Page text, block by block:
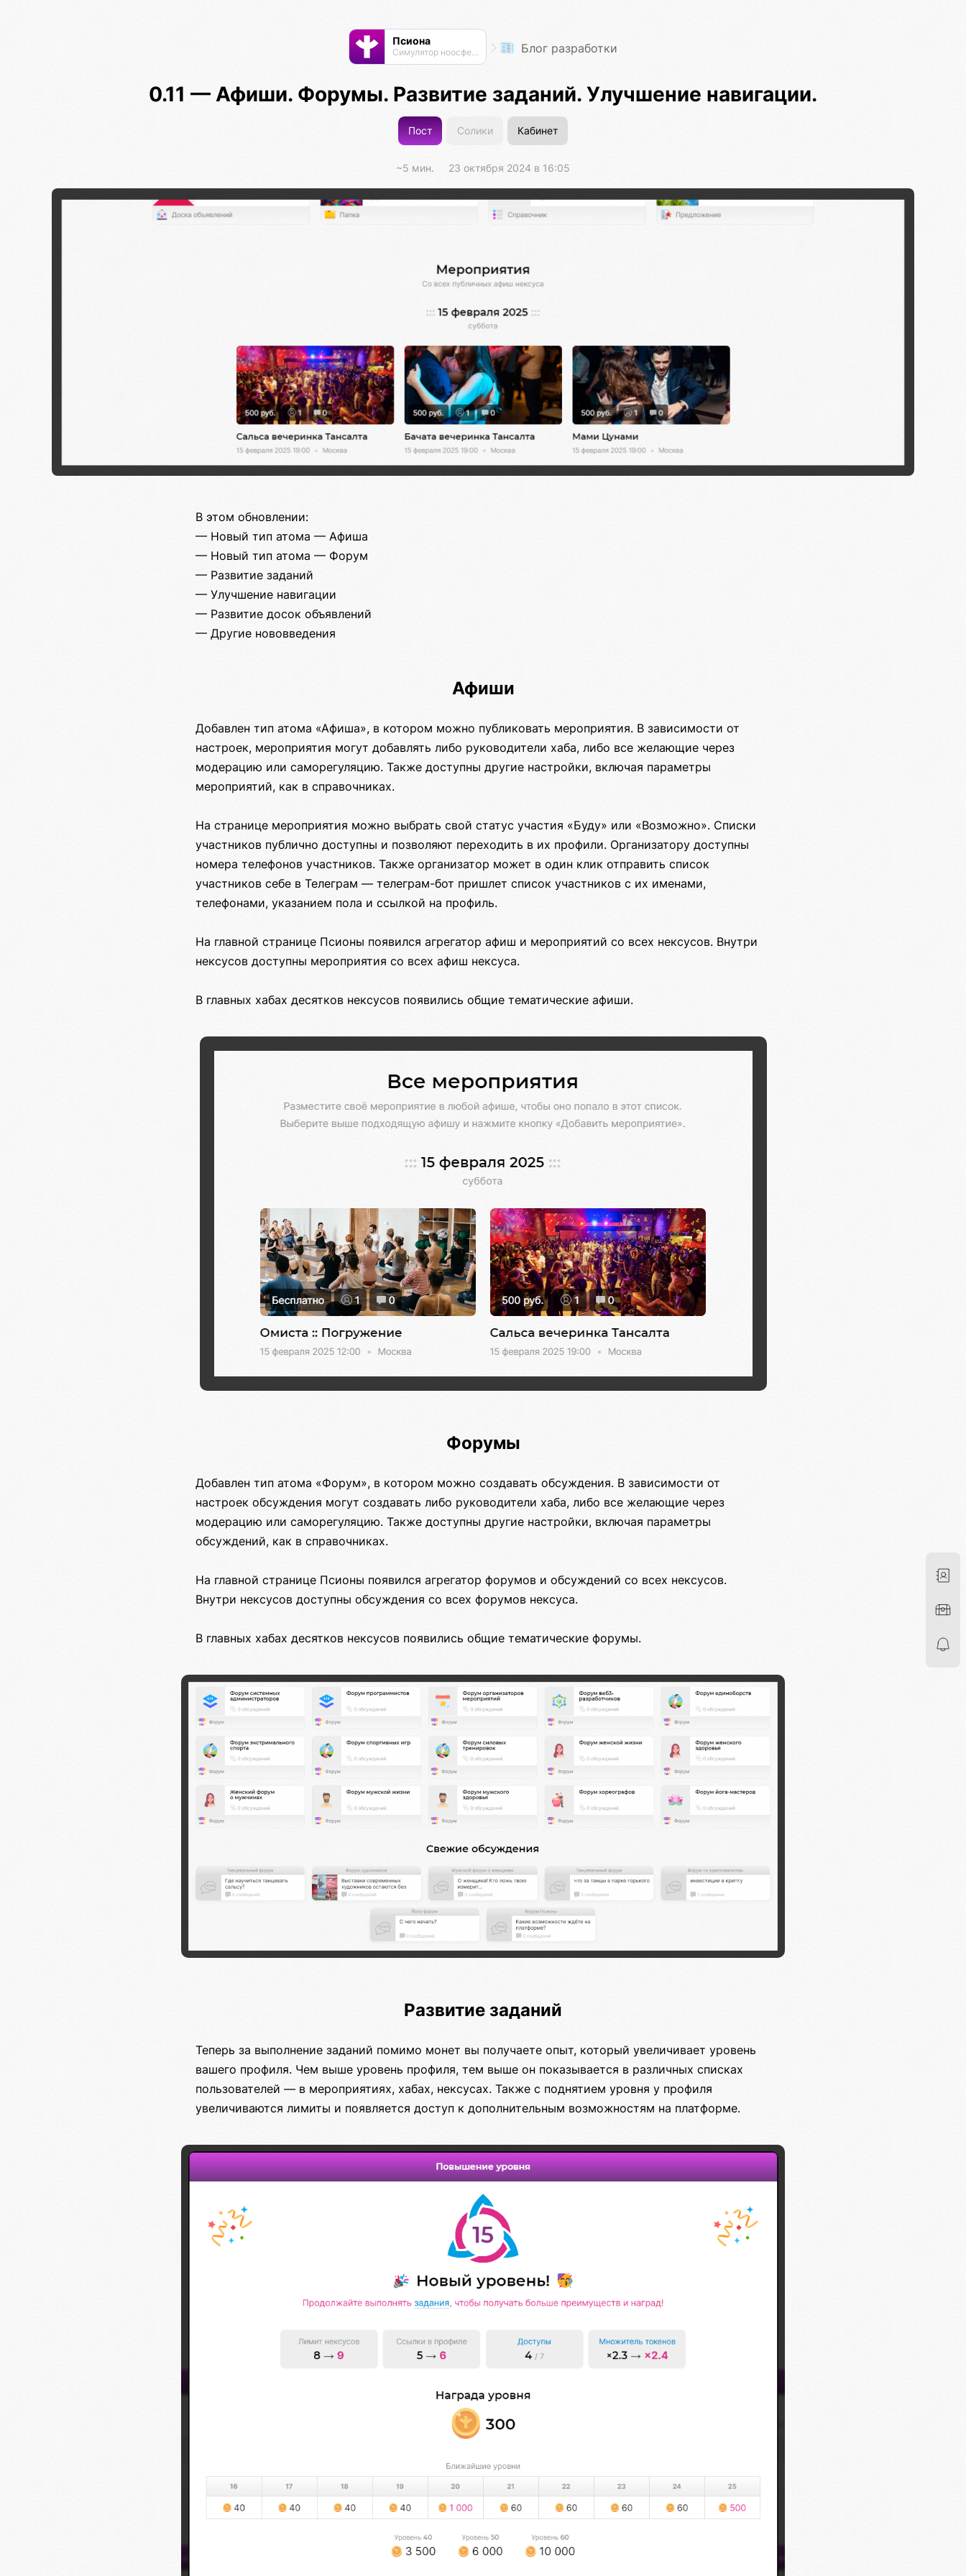
Псиона
Cимулятор ноосферы Блог разработки
0.11 — Афиши. Форумы. Развитие заданий. Улучшение навигации.
Пост Солики Кабинет
~5 мин. 23 октября 2024 в 16:05
В этом обновлении:
— Новый тип атома — Афиша
— Новый тип атома — Форум
— Развитие заданий
— Улучшение навигации
— Развитие досок объявлений
— Другие нововведения
Афиши
Добавлен тип атома «Афиша», в котором можно публиковать мероприятия. В зависимости от
настроек, мероприятия могут добавлять либо руководители хаба, либо все желающие через
модерацию или саморегуляцию. Также доступны другие настройки, включая параметры
мероприятий, как в справочниках.
На странице мероприятия можно выбрать свой статус участия «Буду» или «Возможно». Списки
участников публично доступны и позволяют переходить в их профили. Организатору доступны
номера телефонов участников. Также организатор может в один клик отправить список
участников себе в Телеграм — телеграм-бот пришлет список участников с их именами,
телефонами, указанием пола и ссылкой на профиль.
На главной странице Псионы появился агрегатор афиш и мероприятий со всех нексусов. Внутри
нексусов доступны мероприятия со всех афиш нексуса.
В главных хабах десятков нексусов появились общие тематические афиши.
Форумы
Добавлен тип атома «Форум», в котором можно создавать обсуждения. В зависимости от
настроек обсуждения могут создавать либо руководители хаба, либо все желающие через
модерацию или саморегуляцию. Также доступны другие настройки, включая параметры
обсуждений, как в справочниках.
На главной странице Псионы появился агрегатор форумов и обсуждений со всех нексусов.
Внутри нексусов доступны обсуждения со всех форумов нексуса.
В главных хабах десятков нексусов появились общие тематические форумы.
Развитие заданий
Теперь за выполнение заданий помимо монет вы получаете опыт, который увеличивает уровень
вашего профиля. Чем выше уровень профиля, тем выше он показывается в различных списках
пользователей — в мероприятиях, хабах, нексусах. Также с поднятием уровня у профиля
увеличиваются лимиты и появляется доступ к дополнительным возможностям на платформе.